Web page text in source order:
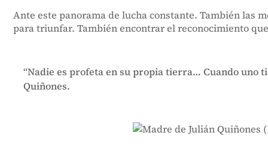
Ante este panorama de lucha constante. También las
para triunfar. También encontrar el reconocimiento
“Nadie es profeta en su propia tierra… Cuando uno
Quiñones.